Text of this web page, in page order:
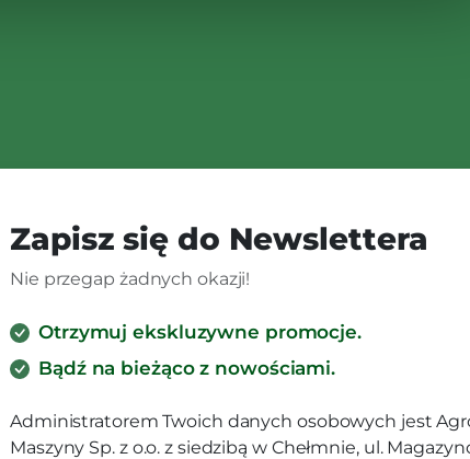
Zapisz się do Newslettera
Nie przegap żadnych okazji!
Otrzymuj ekskluzywne promocje.
Bądź na bieżąco z nowościami.
Administratorem Twoich danych osobowych jest
Maszyny Sp. z o.o. z siedzibą w Chełmnie, ul.